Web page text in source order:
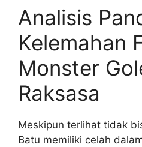
Analisis
Kelemahan
Monster
Raksasa
Meskipun terlihat tidak
Batu memiliki celah